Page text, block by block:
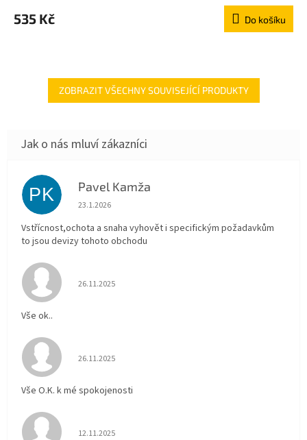
535 Kč Do košíku
ZOBRAZIT VŠECHNY SOUVISEJÍCÍ PRODUKTY
PK Pavel Kamža
Hodnocení obchodu je 5 z 5 hvězdiček.
23.1.2026
Vstřícnost,ochota a snaha vyhovět i specifickým požadavkům
to jsou devizy tohoto obchodu
Hodnocení obchodu je 5 z 5 hvězdiček.
26.11.2025
Vše ok..
Hodnocení obchodu je 5 z 5 hvězdiček.
26.11.2025
Vše O.K. k mé spokojenosti
Hodnocení obchodu je 5 z 5 hvězdiček.
12.11.2025